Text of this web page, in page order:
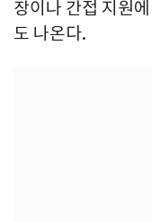
장이나 간접 지원
도 나온다.